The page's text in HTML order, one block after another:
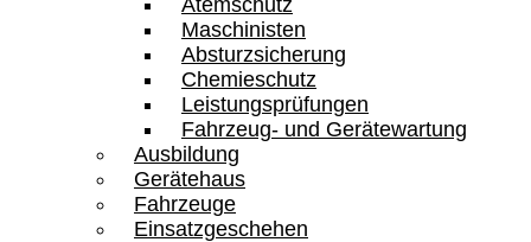
Maschinisten
Absturzsicherung
Chemieschutz
Leistungsprüfungen
Fahrzeug- und Gerätewartung
Ausbildung
Gerätehaus
Fahrzeuge
Einsatzgeschehen